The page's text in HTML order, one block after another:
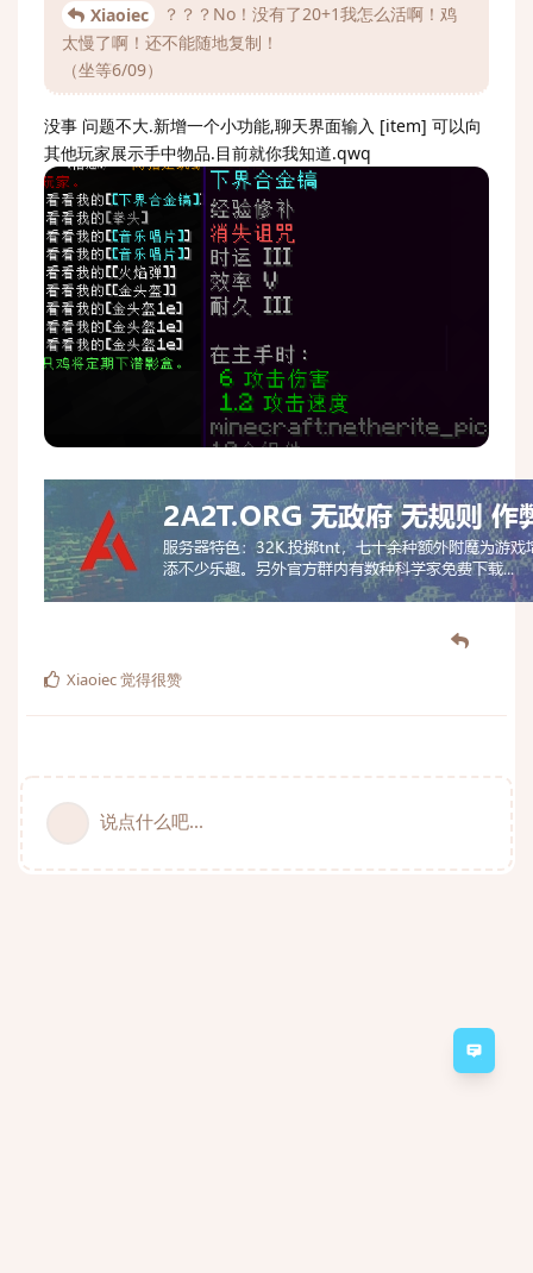
意见
Xiaoiec
？？？No！没有了20+1我怎么活啊！鸡
太慢了啊！还不能随地复制！
（坐等6/09）
没事 问题不大.新增一个小功能,聊天界面输入 [item] 可以向
其他玩家展示手中物品.目前就你我知道.qwq
Xiaoiec觉得很赞
说点什么吧...